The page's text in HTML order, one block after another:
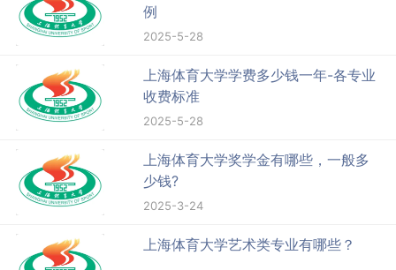
例
2025-5-28
上海体育大学学费多少钱一年-各专业
收费标准
2025-5-28
上海体育大学奖学金有哪些，一般多
少钱?
2025-3-24
上海体育大学艺术类专业有哪些？